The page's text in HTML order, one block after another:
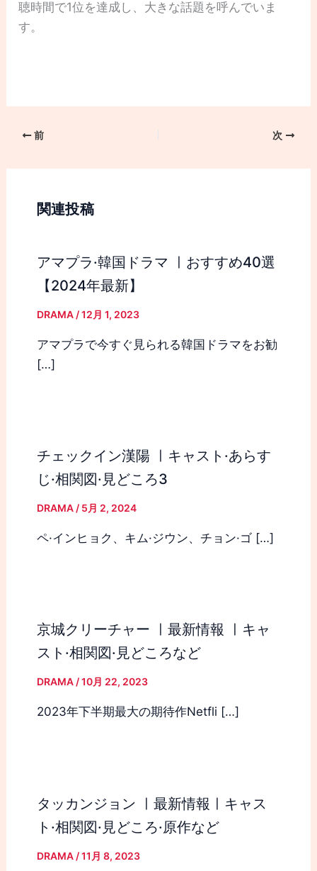
聴時間で1位を達成し、大きな話題を呼んでいま
す。
前 次
関連投稿
アマプラ·韓国ドラマ ㅣおすすめ40選
【2024年最新】
DRAMA/12月 1, 2023
アマプラで今すぐ見られる韓国ドラマをお勧
[…]
チェックイン漢陽 ㅣキャスト·あらす
じ·相関図·見どころ3
DRAMA/ 5月 2, 2024
ペ·インヒョク、キム·ジウン、チョン·ゴ […]
京城クリーチャー ㅣ最新情報 ㅣキャ
スト·相関図·見どころなど
DRAMA/10月 22, 2023
2023年下半期最大の期待作Netfli […]
タッカンジョン ㅣ最新情報ㅣキャス
ト·相関図·見どころ·原作など
DRAMA/11月 8, 2023